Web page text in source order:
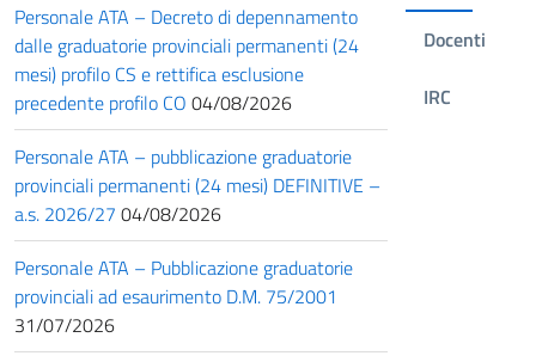
Docenti
IRC
Personale ATA – Decreto di depennamento
dalle graduatorie provinciali permanenti (24
mesi) profilo CS e rettifica esclusione
precedente profilo CO 04/08/2026
Personale ATA – pubblicazione graduatorie
provinciali permanenti (24 mesi) DEFINITIVE –
a.s. 2026/27 04/08/2026
Personale ATA – Pubblicazione graduatorie
provinciali ad esaurimento D.M. 75/2001
31/07/2026